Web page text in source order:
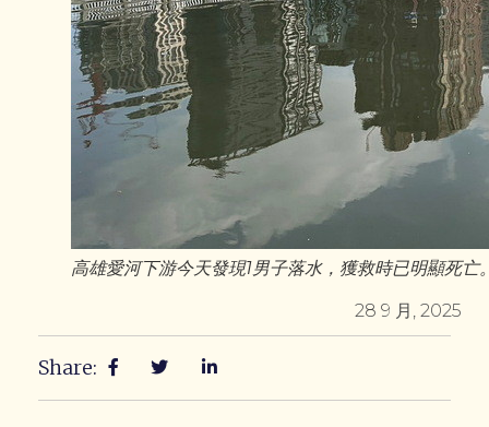
高雄愛河下游今天發現1男子落水，獲救時已明顯死亡
28 9 月, 2025
Share: